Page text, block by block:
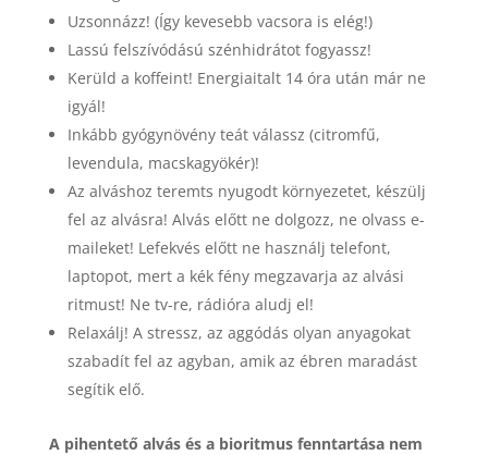
Uzsonnázz! (Így kevesebb vacsora is elég!)
Lassú felszívódású szénhidrátot fogyassz!
Kerüld a koffeint! Energiaitalt 14 óra után már ne
igyál!
Inkább gyógynövény teát válassz (citromfű,
levendula, macskagyökér)!
Az alváshoz teremts nyugodt környezetet, készülj
fel az alvásra! Alvás előtt ne dolgozz, ne olvass e-
maileket! Lefekvés előtt ne használj telefont,
laptopot, mert a kék fény megzavarja az alvási
ritmust! Ne tv-re, rádióra aludj el!
Relaxálj! A stressz, az aggódás olyan anyagokat
szabadít fel az agyban, amik az ébren maradást
segítik elő.
A pihentető alvás és a bioritmus fenntartása nem